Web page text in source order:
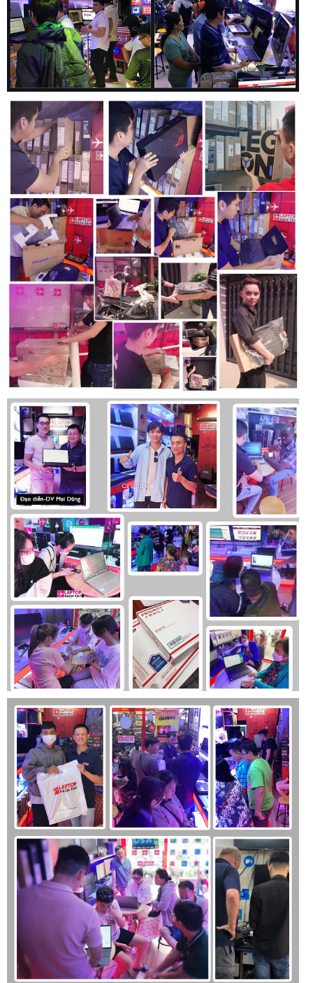
cũng như nhiều chương trình và tab trình duyệt cùng một
lúc. Ngoài ra, LaptopDell Gaming G15 5525còn được trang
bị thêm ổ cứng 512GB PCIe NVMe M.2 SSD cho truyền tải
ứng dụng dữ liệu ổn định, thao tác mượt mà, lưu trữ thông tin
tốt, không gây tiếng ồn, giảm sản sinh nhiệt và tiêu thụ năng
lượng trên pin.
Khả năng nâng cấp
Dell Gaming G15 5525với thân hình to nạc thì khả năng nâng
cấp của chiếc máy cũng dồi dào y hệt với 2 khe Ram DDR5
cùng 1 khe SSD M2 NVMe hỗ trợ tới 1TB bộ nhớ.
Công nghệ Game Shift
Chức năng Game Shift được kích hoạt bằng cách nhấn FN +
F9 (phím Game Shift) và kích hoạt chế độ hiệu suất động
trong Alienware Command Center bằng cách tối đa hóa tốc
độ của quạt để giữ cho hệ thống của bạn luôn mát mẻ trong
khi bộ xử lý hoạt động mạnh hơn.
Tổng kết
Dell Gaming G15 55252022 là một chiếc Laptop hứa hẹn là
một trong những sự lựa chọn tuyệt vời bởi thiết kế độc đáo,
cá tính cùng với hiệu năng và những thông số kĩ thuật ấn
tượng. Vậy nên đừng ngần ngại lựa chọn muaDell Gaming
G15 5525tại hệ thống của hàng của
Laptopxachtayshop.com để được trải nghiệm sự tuyệt vời
của chiếc Laptop này đem lại.